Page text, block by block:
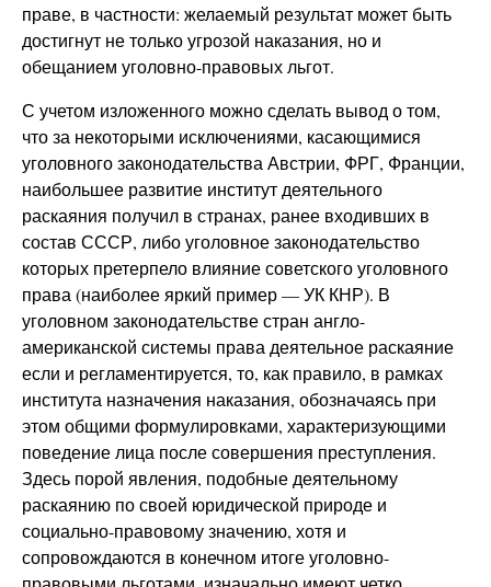
праве, в частности: желаемый результат может быть
достигнут не только угрозой наказания, но и
обещанием уголовно-правовых льгот.
С учетом изложенного можно сделать вывод о том,
что за некоторыми исключениями, касающимися
уголовного законодательства Австрии, ФРГ, Франции,
наибольшее развитие институт деятельного
раскаяния получил в странах, ранее входивших в
состав СССР, либо уголовное законодательство
которых претерпело влияние советского уголовного
права (наиболее яркий пример — УК КНР). В
уголовном законодательстве стран англо-
американской системы права деятельное раскаяние
если и регламентируется, то, как правило, в рамках
института назначения наказания, обозначаясь при
этом общими формулировками, характеризующими
поведение лица после совершения преступления.
Здесь порой явления, подобные деятельному
раскаянию по своей юридической природе и
социально-правовому значению, хотя и
сопровождаются в конечном итоге уголовно-